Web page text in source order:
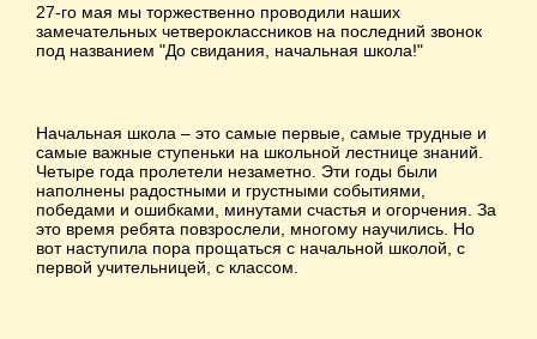
27-го мая мы торжественно проводили наших
замечательных четвероклассников на последний звонок
под названием "До свидания, начальная школа!"
Начальная школа – это самые первые, самые трудные и
самые важные ступеньки на школьной лестнице знаний.
Четыре года пролетели незаметно. Эти годы были
наполнены радостными и грустными событиями,
победами и ошибками, минутами счастья и огорчения. За
это время ребята повзрослели, многому научились. Но
вот наступила пора прощаться с начальной школой, с
первой учительницей, с классом.